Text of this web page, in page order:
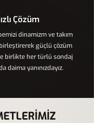
Çözüm
dinamizm ve takım
güçlü çözüm
birlikte her türlü sondaj
daima yanınızdayız.